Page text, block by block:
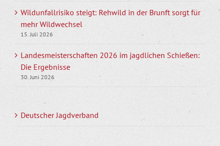
Wildunfallrisiko steigt: Rehwild in der Brunft sorgt für
mehr Wildwechsel
15. Juli 2026
Landesmeisterschaften 2026 im jagdlichen Schießen:
Die Ergebnisse
30. Juni 2026
Deutscher Jagdverband